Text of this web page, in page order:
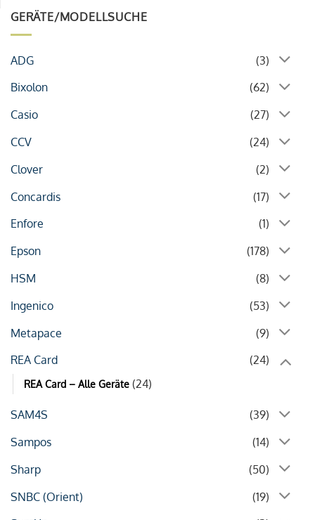
GERÄTE/MODELLSUCHE
ADG
(3)
Bixolon
(62)
Casio
(27)
CCV
(24)
Clover
(2)
Concardis
(17)
Enfore
(1)
Epson
(178)
HSM
(8)
Ingenico
(53)
Metapace
(9)
REA Card
(24)
REA Card – Alle Geräte (24)
SAM4S
(39)
Sampos
(14)
Sharp
(50)
SNBC (Orient)
(19)